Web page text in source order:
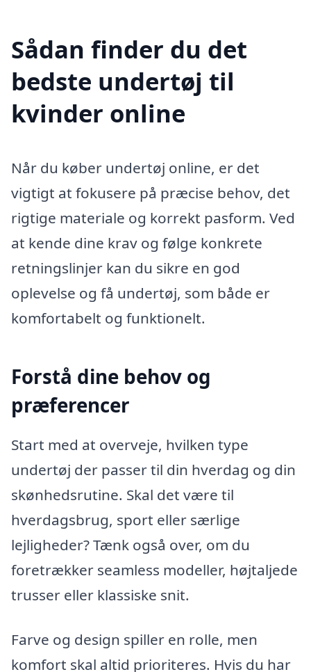
Sådan finder du det
bedste undertøj til
kvinder online
Når du køber undertøj online, er det
vigtigt at fokusere på præcise behov, det
rigtige materiale og korrekt pasform. Ved
at kende dine krav og følge konkrete
retningslinjer kan du sikre en god
oplevelse og få undertøj, som både er
komfortabelt og funktionelt.
Forstå dine behov og
præferencer
Start med at overveje, hvilken type
undertøj der passer til din hverdag og din
skønhedsrutine. Skal det være til
hverdagsbrug, sport eller særlige
lejligheder? Tænk også over, om du
foretrækker seamless modeller, højtaljede
trusser eller klassiske snit.
Farve og design spiller en rolle, men
komfort skal altid prioriteres. Hvis du har